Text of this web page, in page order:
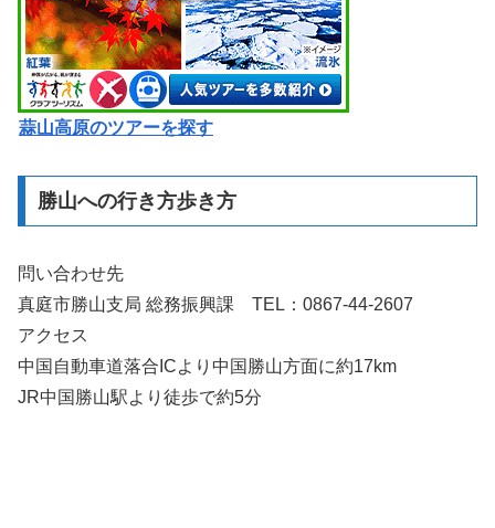
蒜山高原のツアーを探す
勝山への行き方歩き方
問い合わせ先
真庭市勝山支局 総務振興課 TEL：0867-44-2607
アクセス
中国自動車道落合ICより中国勝山方面に約17km
JR中国勝山駅より徒歩で約5分